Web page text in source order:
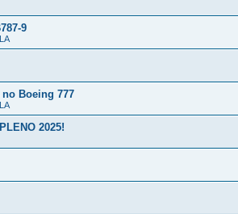
9
Boeing 777
2025!